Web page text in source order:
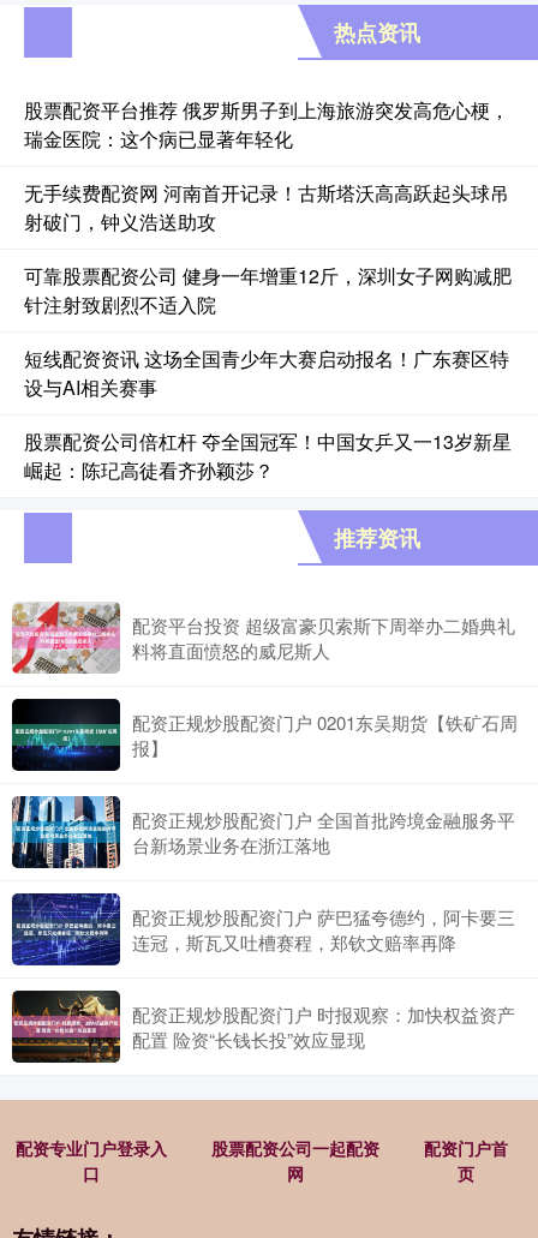
热点资讯
股票配资平台推荐 俄罗斯男子到上海旅游突发高危心梗，
瑞金医院：这个病已显著年轻化
无手续费配资网 河南首开记录！古斯塔沃高高跃起头球吊
射破门，钟义浩送助攻
可靠股票配资公司 健身一年增重12斤，深圳女子网购减肥
针注射致剧烈不适入院
短线配资资讯 这场全国青少年大赛启动报名！广东赛区特
设与AI相关赛事
股票配资公司倍杠杆 夺全国冠军！中国女乒又一13岁新星
崛起：陈玘高徒看齐孙颖莎？
推荐资讯
配资平台投资 超级富豪贝索斯下周举办二婚典礼
料将直面愤怒的威尼斯人
配资正规炒股配资门户 0201东吴期货【铁矿石周
报】
配资正规炒股配资门户 全国首批跨境金融服务平
台新场景业务在浙江落地
配资正规炒股配资门户 萨巴猛夸德约，阿卡要三
连冠，斯瓦又吐槽赛程，郑钦文赔率再降
配资正规炒股配资门户 时报观察：加快权益资产
配置 险资“长钱长投”效应显现
配资专业门户登录入
口
股票配资公司一起配资
网
配资门户首
页